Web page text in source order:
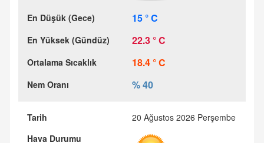
15 ° C
22.3 ° C
18.4 ° C
% 40
20 Ağustos 2026 Perşembe